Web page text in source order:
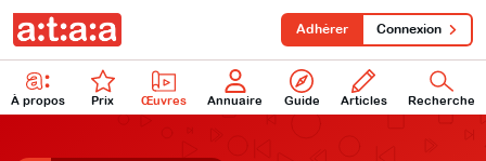
À propos Prix Œuvres Annuaire Guide Articles Recherche
Adhérer Connexion